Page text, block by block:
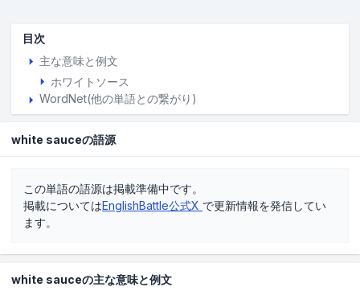
目次
主な意味と例文
ホワイトソース
WordNet(他の単語との繋がり)
white sauceの語源
この単語の語源は掲載準備中です。
掲載についてはEnglishBattle公式X で更新情報を発信してい
ます。
white sauceの主な意味と例文